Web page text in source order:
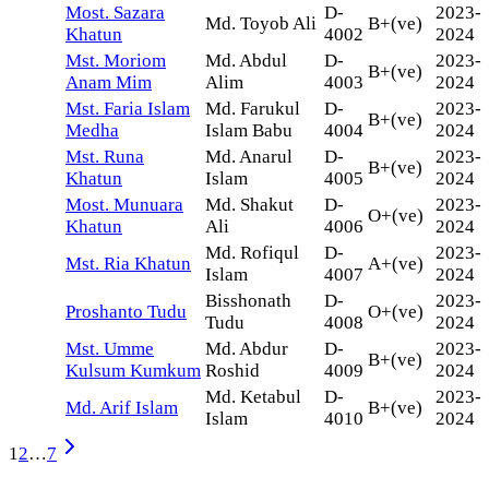
Most. Sazara
Khatun
Md. Toyob Ali
D-
4002
B+(ve)
2023-
2024
Mst. Moriom
Anam Mim
Md. Abdul
Alim
D-
4003
B+(ve)
2023-
2024
Mst. Faria Islam
Medha
Md. Farukul
Islam Babu
D-
4004
B+(ve)
2023-
2024
Mst. Runa
Khatun
Md. Anarul
Islam
D-
4005
B+(ve)
2023-
2024
Most. Munuara
Khatun
Md. Shakut
Ali
D-
4006
O+(ve)
2023-
2024
Mst. Ria Khatun
Md. Rofiqul
Islam
D-
4007
A+(ve)
2023-
2024
Proshanto Tudu
Bisshonath
Tudu
D-
4008
O+(ve)
2023-
2024
Mst. Umme
Kulsum Kumkum
Md. Abdur
Roshid
D-
4009
B+(ve)
2023-
2024
Md. Arif Islam
Md. Ketabul
Islam
D-
4010
B+(ve)
2023-
2024
12…7